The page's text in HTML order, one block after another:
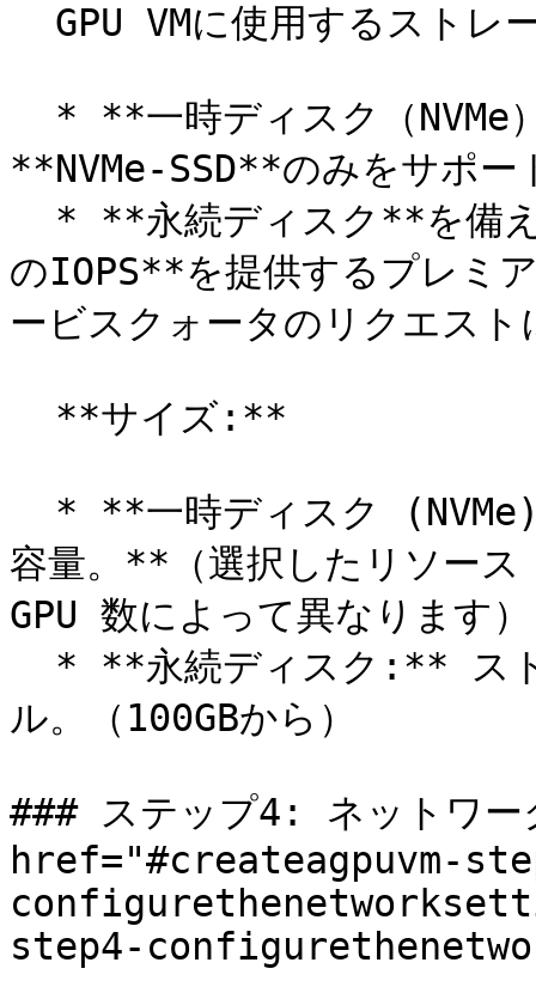
**NVMe-SSD**のみをサポー
のIOPS**を提供するプレミ
ービスクォータのリクエスト
容量。**（選択したリソー
GPU 数によって異なります）
ル。（100GBから）
### ステップ4: ネットワー
href="#createagpuvm-
step4-